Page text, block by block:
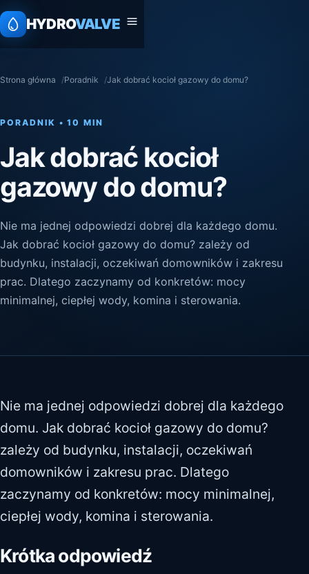
HYDROVALVE
Strona główna Poradnik Jak dobrać kocioł gazowy do domu?
PORADNIK • 10 MIN
Jak dobrać kocioł
gazowy do domu?
Nie ma jednej odpowiedzi dobrej dla każdego domu.
Jak dobrać kocioł gazowy do domu? zależy od
budynku, instalacji, oczekiwań domowników i zakresu
prac. Dlatego zaczynamy od konkretów: mocy
minimalnej, ciepłej wody, komina i sterowania.
Nie ma jednej odpowiedzi dobrej dla każdego
domu. Jak dobrać kocioł gazowy do domu?
zależy od budynku, instalacji, oczekiwań
domowników i zakresu prac. Dlatego
zaczynamy od konkretów: mocy minimalnej,
ciepłej wody, komina i sterowania.
Krótka odpowiedź